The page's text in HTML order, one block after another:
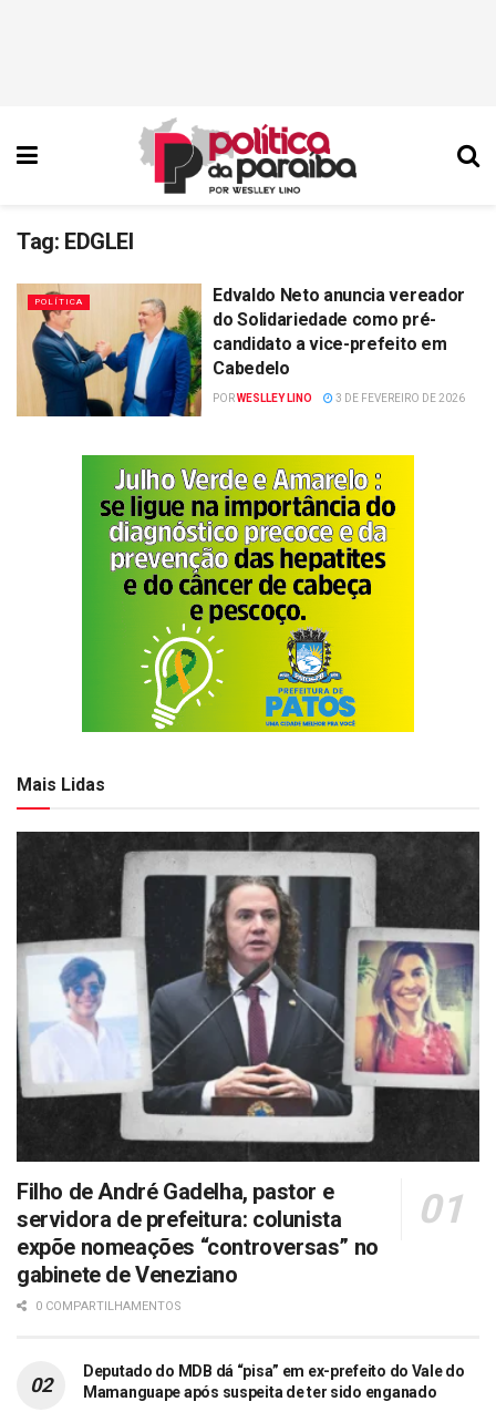
Tag: EDGLEI
POLÍTICA
Edvaldo Neto anuncia vereador
do Solidariedade como pré-
candidato a vice-prefeito em
Cabedelo
PORWESLLEY LINO 3 DE FEVEREIRO DE 2026
Mais Lidas
Filho de André Gadelha, pastor e
servidora de prefeitura: colunista
expõe nomeações “controversas” no
gabinete de Veneziano
0 COMPARTILHAMENTOS
Deputado do MDB dá “pisa” em ex-prefeito do Vale do
Mamanguape após suspeita de ter sido enganado